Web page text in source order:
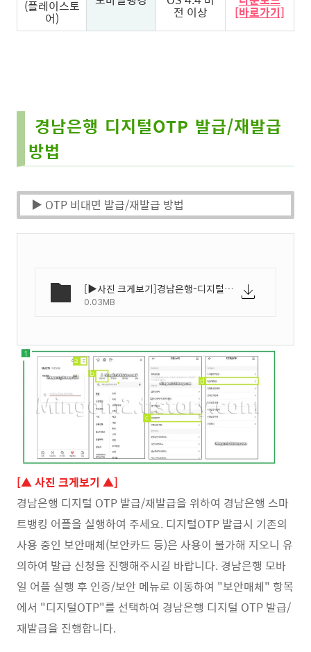
(플레이스토
어) 전 이상 [바로가기]
경남은행 디지털OTP 발급/재발급
방법
▶ OTP 비대면 발급/재발급 방법
[▶사진 크게보기]경남은행-디지털OTP-발급-재발급-방법-01.webp
0.03MB
[▲ 사진 크게보기 ▲]
경남은행 디지털 OTP 발급/재발급을 위하여 경남은행 스마
트뱅킹 어플을 실행하여 주세요. 디지털OTP 발급시 기존의
사용 중인 보안매체(보안카드 등)은 사용이 불가해 지오니 유
의하여 발급 신청을 진행해주시길 바랍니다. 경남은행 모바
일 어플 실행 후 인증/보안 메뉴로 이동하여 "보안매체" 항목
에서 "디지털OTP"를 선택하여 경남은행 디지털 OTP 발급/
재발급을 진행합니다.